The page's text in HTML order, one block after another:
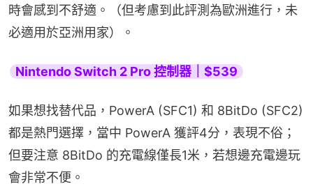
時會感到不舒適。（但考慮到此評測為歐洲進行，未
必適用於亞洲用家）。
Nintendo Switch 2 Pro 控制器｜$539
如果想找替代品，PowerA (SFC1) 和 8BitDo (SFC2)
都是熱門選擇，當中 PowerA 獲評4分，表現不俗；
但要注意 8BitDo 的充電線僅長1米，若想邊充電邊玩
會非常不便。